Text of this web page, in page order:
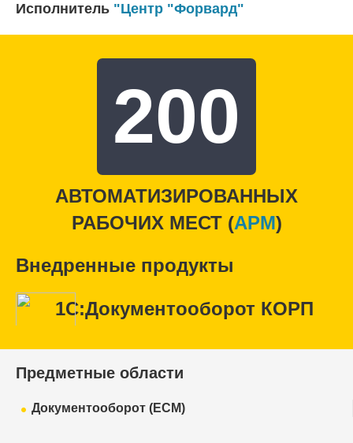
Исполнитель "Центр "Форвард"
200
АВТОМАТИЗИРОВАННЫХ
РАБОЧИХ МЕСТ (APM)
Внедренные продукты
1С:Документооборот КОРП
Предметные области
Документооборот (ECM)